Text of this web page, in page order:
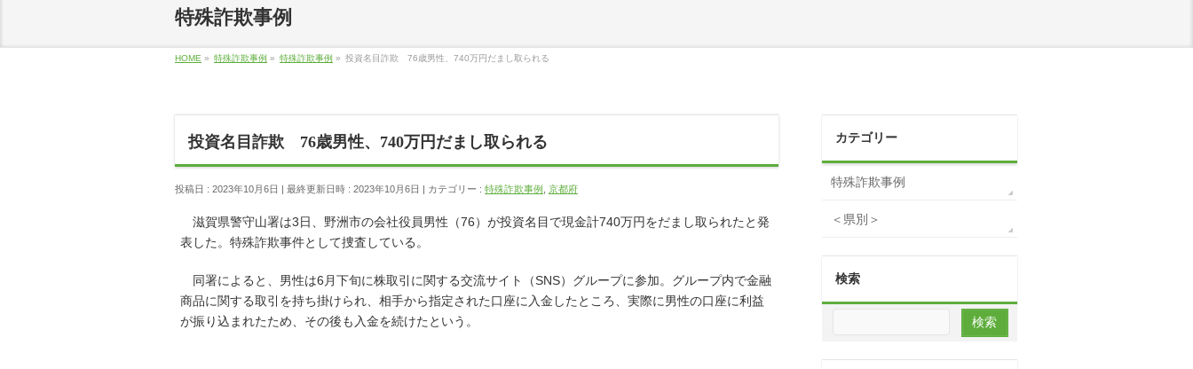
特殊詐欺事例
HOME » 特殊詐欺事例 » 特殊詐欺事例 » 投資名目詐欺 76歳男性、740万円だまし取られる
投資名目詐欺 76歳男性、740万円だまし取られる
投稿日 : 2023年10月6日 最終更新日時 : 2023年10月6日 カテゴリー : 特殊詐欺事例 京都府
滋賀県警守山署は3日、野洲市の会社役員男性（76）が投資名目で現金計740万円をだまし取られたと発
表した。特殊詐欺事件として捜査している。
同署によると、男性は6月下旬に株取引に関する交流サイト（SNS）グループに参加。グループ内で金融
商品に関する取引を持ち掛けられ、相手から指定された口座に入金したところ、実際に男性の口座に利益
が振り込まれたため、その後も入金を続けたという。
カテゴリー
特殊詐欺事例
＜県別＞
検索